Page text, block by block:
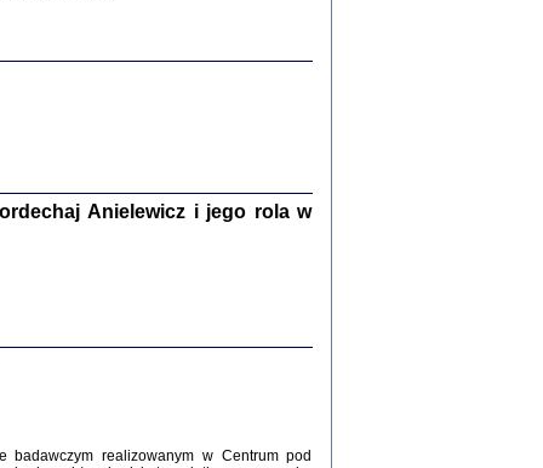
opatrzyła Barbara Engelking i Havi Dreifuss
Anielewicz i jego rola w
badawczym realizowanym w Centrum pod